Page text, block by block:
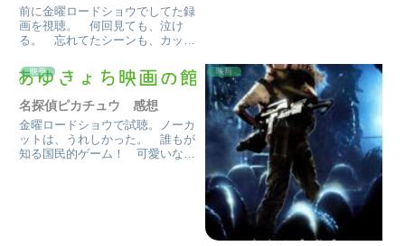
前に金曜ロードショウでしてた録
画を視聴。 何回見ても、泣け
る。 忘れてたシーンも、カット
り、北村匠海くんの素朴さ。ガム
くん（矢本君）の気遣いがたまら
ない。 そして、原作には無い
（とパンフで読んだ気がする）大
人の...
に人...
映画
名探偵ピカチュウ 感想
金曜ロードショウで試聴。ノーカ
ットは、うれしかった。 誰もが
知る国民的ゲーム！ 可愛いな、
映画